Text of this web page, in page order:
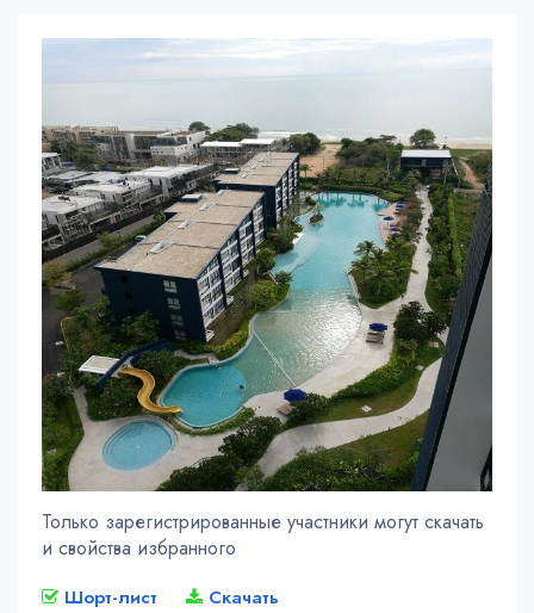
Только зарегистрированные участники могут скачать
и свойства избранного
Шорт-лист
Скачать